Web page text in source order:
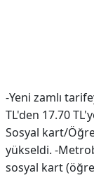
-Yeni zamlı
TL'den 17.70
Sosyal kart/
yükseldi. -
sosyal kart